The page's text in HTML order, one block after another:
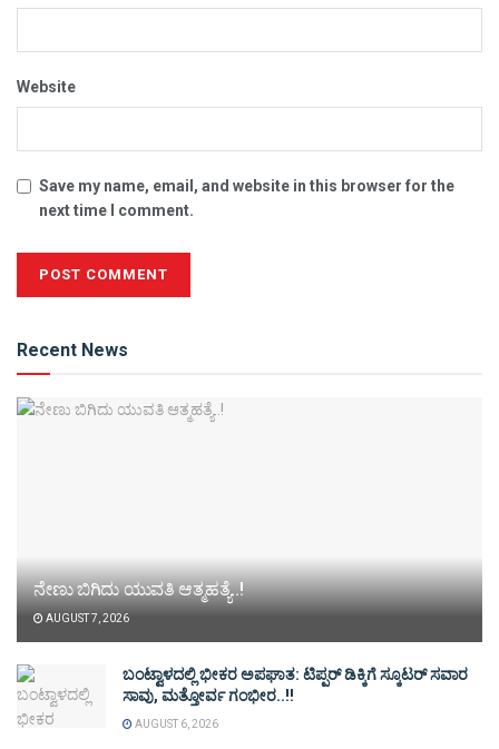
Website
Save my name, email, and website in this browser for the
next time I comment.
Recent News
ನೇಣು ಬಿಗಿದು ಯುವತಿ ಆತ್ಮಹತ್ಯೆ..!
AUGUST 7, 2026
ಬಂಟ್ವಾಳದಲ್ಲಿ ಭೀಕರ ಅಪಘಾತ: ಟಿಪ್ಪರ್ ಡಿಕ್ಕಿಗೆ ಸ್ಕೂಟರ್ ಸವಾರ
ಸಾವು, ಮತ್ತೋರ್ವ ಗಂಭೀರ..!!
AUGUST 6, 2026